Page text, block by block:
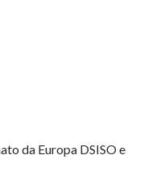
da Europa DSISO e